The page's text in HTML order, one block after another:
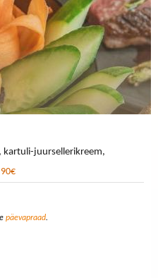
kartuli-juursellerikreem,
päevapraad.